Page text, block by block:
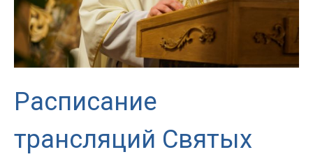
Расписание
трансляций Святых